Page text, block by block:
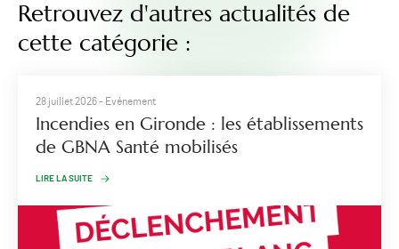
Retrouvez d'autres actualités de
cette catégorie :
28 juillet 2026- Evénement
Incendies en Gironde : les établissements
de GBNA Santé mobilisés
LIRE LA SUITE